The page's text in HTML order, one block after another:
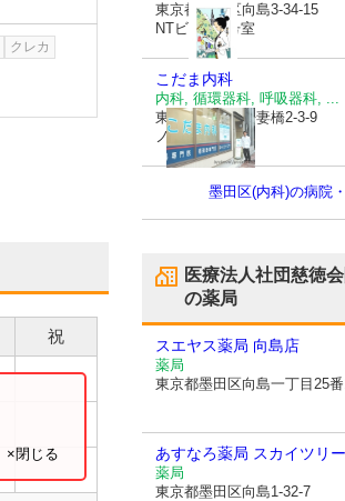
クレカ
祝
×閉じる
東京都墨田区向島3-34-15
NTビル201号室
こだま内科
内科, 循環器科, 呼吸器科, ...
東京都墨田区吾妻橋2-3-9
ノエルビル1F
墨田区(内科)の病院
医療法人社団慈徳
の薬局
スエヤス薬局 向島店
薬局
東京都墨田区向島一丁目25
あすなろ薬局 スカイツリ
薬局
東京都墨田区向島1-32-7